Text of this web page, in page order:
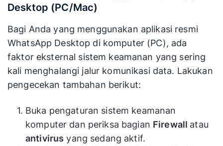
Desktop (PC/Mac)
Bagi Anda yang menggunakan aplikasi resmi
WhatsApp Desktop di komputer (PC), ada
faktor eksternal sistem keamanan yang sering
kali menghalangi jalur komunikasi data. Lakukan
pengecekan tambahan berikut:
Buka pengaturan sistem keamanan
komputer dan periksa bagian Firewall atau
antivirus yang sedang aktif.